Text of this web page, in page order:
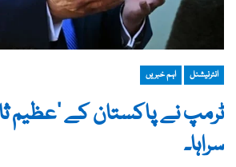
انٹرنیشنل اہم خبریں
ٹرمپ نے پاکستان کے ‘عظیم
سراہا۔